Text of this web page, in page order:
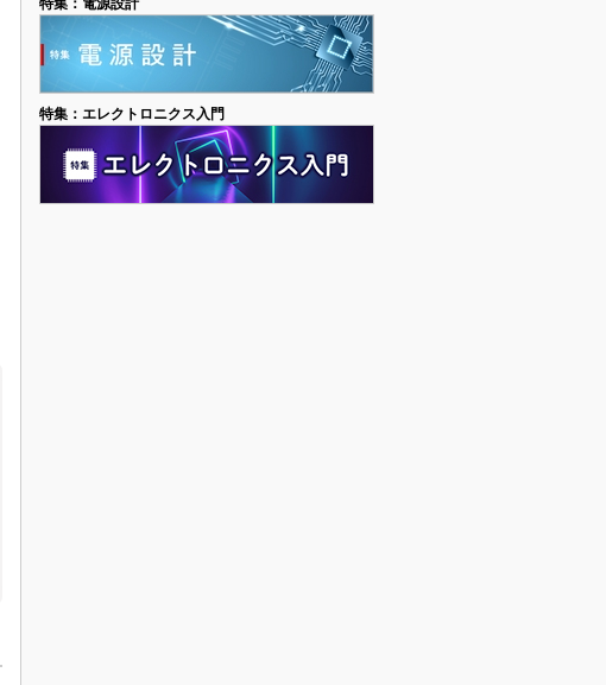
特集：電源設計
特集：エレクトロニクス入門